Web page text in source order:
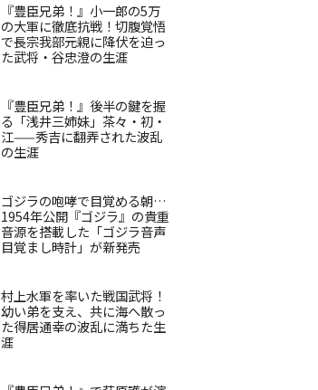
『豊臣兄弟！』小一郎の5万
の大軍に徹底抗戦！切腹覚悟
で長宗我部元親に降伏を迫っ
た武将・谷忠澄の生涯
『豊臣兄弟！』後半の鍵を握
る「浅井三姉妹」茶々・初・
江——秀吉に翻弄された波乱
の生涯
ゴジラの咆哮で目覚める朝…
1954年公開『ゴジラ』の貴重
音源を搭載した「ゴジラ音声
目覚まし時計」が新発売
村上水軍を率いた戦国武将！
幼い弟を支え、共に海へ散っ
た得居通幸の波乱に満ちた生
涯